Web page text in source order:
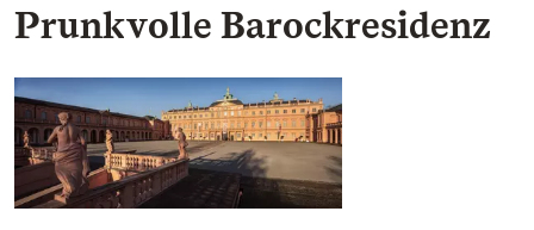
Prunkvolle Barockresidenz